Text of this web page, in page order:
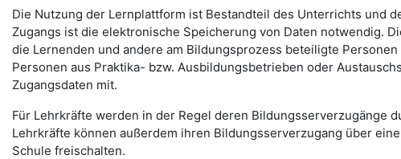
Die Nutzung der Lernplattform ist Bestandteil des Unterrichts und
Zugangs ist die elektronische Speicherung von Daten notwendig.
die Lernenden und andere am Bildungsprozess beteiligte
Personen aus Praktika- bzw. Ausbildungsbetrieben oder
Zugangsdaten mit.
Für Lehrkräfte werden in der Regel deren Bildungsserverzugänge
Lehrkräfte können außerdem ihren Bildungsserverzugang über
Schule freischalten.